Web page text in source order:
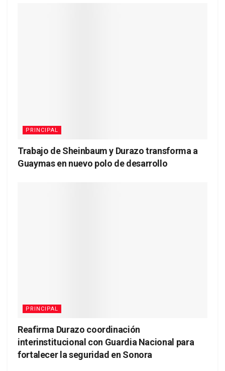
PRINCIPAL
Trabajo de Sheinbaum y Durazo transforma a
Guaymas en nuevo polo de desarrollo
PRINCIPAL
Reafirma Durazo coordinación
interinstitucional con Guardia Nacional para
fortalecer la seguridad en Sonora